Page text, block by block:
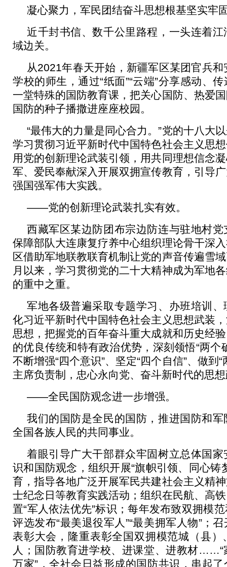
凝心聚力，军民团结奋斗思想根基坚实牢
近千封书信、数千公里路程，一头连着
域边关。
从2021年春天开始，新疆军区某团官兵
学校的师生，通过“纸面”“云端”分享感动、
一堂特殊的国防教育课，把关心国防、热爱
国防的种子播撒进座座校园。
“最伟大的力量是同心合力。”党的十八大
学习贯彻习近平新时代中国特色社会主义思
用党的创新理论武装引领，用共同理想信念
军、爱民奉献深入开展双拥宣传教育，引导
强国强军伟大实践。
——党的创新理论武装扎实有效。
西藏军区某边防团布宗边防连与驻地村
保障部队大连康复疗养中心组织理论骨干深
区借助军地联教联育机制让党的声音传遍雪
月以来，学习贯彻党的二十大精神成为军地
的重中之重。
军地各级普遍采取专题学习、办班培训
化习近平新时代中国特色社会主义思想武装
思想，把握党的百年奋斗重大成就和历史经
的优良传统和特有政治优势，深刻领悟“两个
不断增强“四个意识”、坚定“四个自信”、做到
主席负责制，忠心永向党、奋斗新时代的思
——全民国防观念进一步增强。
我们的国防是全民的国防，推进国防和
全国各族人民的共同事业。
着眼引导广大干部群众牢固树立总体国
识和国防观念，组织开展“旗帜引领、同心铸
育，指导各地广泛开展军民共建社会主义精
士纪念日等教育实践活动；组织在民航、高
置“军人依法优先”标识；每年发布致双拥模
评选发布“最美退役军人”“最美拥军人物”；
表彰大会，隆重表彰全国双拥模范城（县）
人；国防教育进学校、进课堂、进教材……“
万家”，全社会日益形成的国防共识，串起